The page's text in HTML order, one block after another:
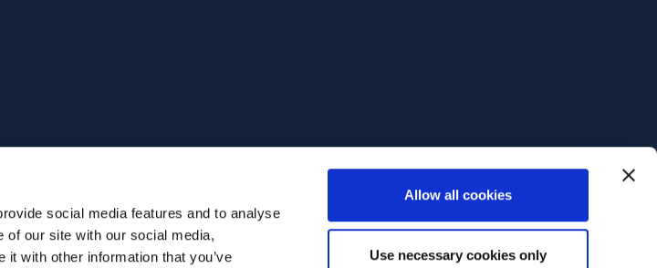
social media features and to analyse
of our site with our social media,
with other information that you’ve
Allow all cookies
Use necessary cookies only